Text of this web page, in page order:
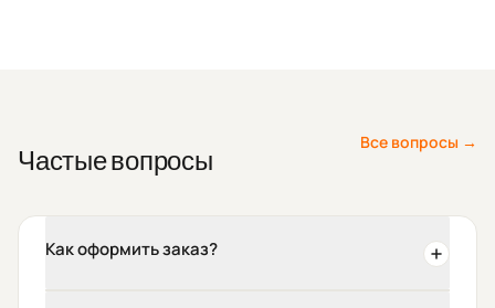
Частые вопросы
Все вопросы →
Как оформить заказ?